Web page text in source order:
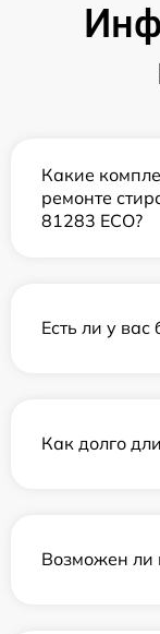
Какие
ремонте
81283 ECO?
Есть ли у вас
Как долго
Возможен ли